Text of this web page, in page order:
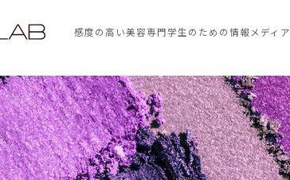
感度の高い美容専門学生のための情報メディア